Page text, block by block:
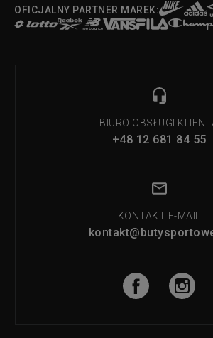
OFICJALNY PARTNER MAREK:
BIURO OBSŁUGI
+48 12 681 84 55
KONTAKT E-MAIL